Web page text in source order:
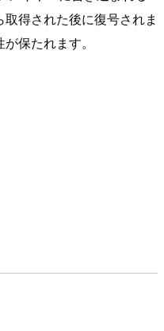
得された後に復号されま
保たれます。